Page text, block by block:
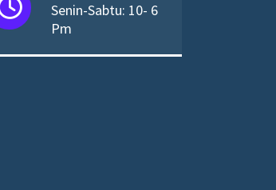
Senin-Sabtu: 10- 6
Pm